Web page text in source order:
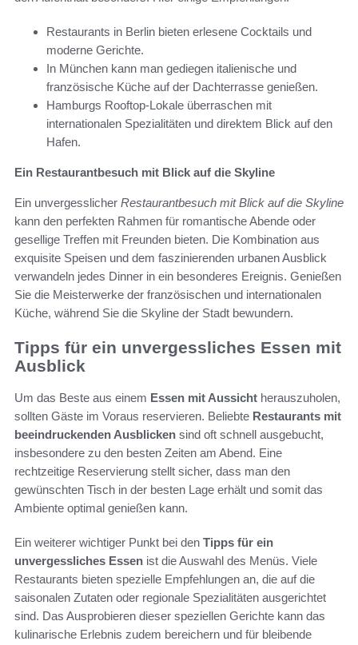
Restaurants in Berlin bieten erlesene Cocktails und
moderne Gerichte.
In München kann man gediegen italienische und
französische Küche auf der Dachterrasse genießen.
Hamburgs Rooftop-Lokale überraschen mit
internationalen Spezialitäten und direktem Blick auf den
Hafen.
Ein Restaurantbesuch mit Blick auf die Skyline
Ein unvergesslicher Restaurantbesuch mit Blick auf die Skyline
kann den perfekten Rahmen für romantische Abende oder
gesellige Treffen mit Freunden bieten. Die Kombination aus
exquisite Speisen und dem faszinierenden urbanen Ausblick
verwandeln jedes Dinner in ein besonderes Ereignis. Genießen
Sie die Meisterwerke der französischen und internationalen
Küche, während Sie die Skyline der Stadt bewundern.
Tipps für ein unvergessliches Essen mit
Ausblick
Um das Beste aus einem Essen mit Aussicht herauszuholen,
sollten Gäste im Voraus reservieren. Beliebte Restaurants mit
beeindruckenden Ausblicken sind oft schnell ausgebucht,
insbesondere zu den besten Zeiten am Abend. Eine
rechtzeitige Reservierung stellt sicher, dass man den
gewünschten Tisch in der besten Lage erhält und somit das
Ambiente optimal genießen kann.
Ein weiterer wichtiger Punkt bei den Tipps für ein
unvergessliches Essen ist die Auswahl des Menüs. Viele
Restaurants bieten spezielle Empfehlungen an, die auf die
saisonalen Zutaten oder regionale Spezialitäten ausgerichtet
sind. Das Ausprobieren dieser speziellen Gerichte kann das
kulinarische Erlebnis zudem bereichern und für bleibende